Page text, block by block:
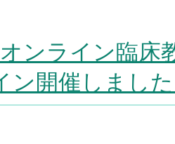
ンライン臨床
ン開催しまし